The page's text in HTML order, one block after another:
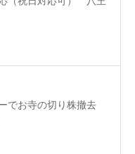
でお寺の切り株撤去